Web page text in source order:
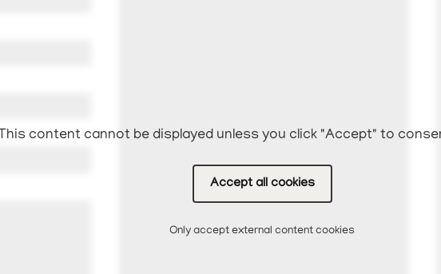
This content cannot be displayed unless you click "Accept" to
Accept all cookies
Only accept external content cookies